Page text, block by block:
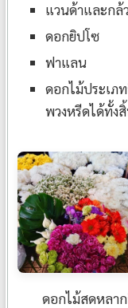
แวนด้าและกล้
ดอกยิปโซ
ฟาแลน
ดอกไม้ประเภ
พวงหรีดได้ทั้ง
ดอกไม้สดหลา